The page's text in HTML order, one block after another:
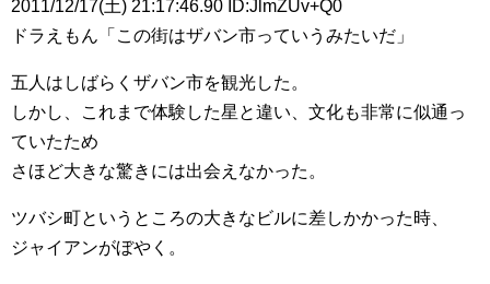
2011/12/17(土) 21:17:46.90 ID:JlmZUv+Q0
ドラえもん「この街はザバン市っていうみたいだ」
五人はしばらくザバン市を観光した。
しかし、これまで体験した星と違い、文化も非常に似通っ
ていたため
さほど大きな驚きには出会えなかった。
ツバシ町というところの大きなビルに差しかかった時、
ジャイアンがぼやく。